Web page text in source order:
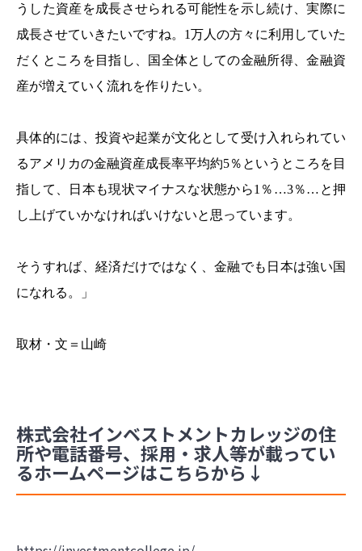
うした資産を成長させられる可能性を示し続け、実際に
成長させていきたいですね。1万人の方々に利用していた
だくところを目指し、国全体としての金融所得、金融資
産が増えていく流れを作りたい。
具体的には、投資や起業が文化として受け入れられてい
るアメリカの金融資産成長率平均約5％というところを目
指して、日本も現状マイナスな状態から1％…3％…と押
し上げていかなければいけないと思っています。
そうすれば、経済だけではなく、金融でも日本は強い国
になれる。」
取材・文＝山崎
株式会社インベストメントカレッジの住
所や電話番号、採用・求人等が載ってい
るホームページはこちらから↓